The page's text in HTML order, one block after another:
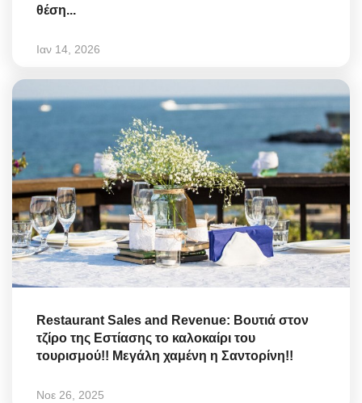
θέση...
Ιαν 14, 2026
Restaurant Sales and Revenue: Βουτιά στον
τζίρο της Εστίασης το καλοκαίρι του
τουρισμού!! Μεγάλη χαμένη η Σαντορίνη!!
Νοε 26, 2025